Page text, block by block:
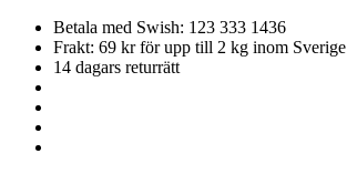
Betala med Swish: 123 333 1436
Frakt: 69 kr för upp till 2 kg inom Sverige
14 dagars returrätt